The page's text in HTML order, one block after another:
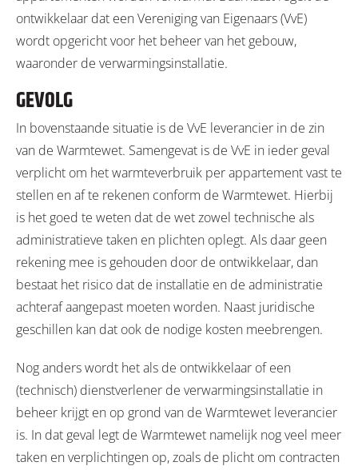
ontwikkelaar dat een Vereniging van Eigenaars (VvE)
wordt opgericht voor het beheer van het gebouw,
waaronder de verwarmingsinstallatie.
GEVOLG
In bovenstaande situatie is de VvE leverancier in de zin
van de Warmtewet. Samengevat is de VvE in ieder geval
verplicht om het warmteverbruik per appartement vast te
stellen en af te rekenen conform de Warmtewet. Hierbij
is het goed te weten dat de wet zowel technische als
administratieve taken en plichten oplegt. Als daar geen
rekening mee is gehouden door de ontwikkelaar, dan
bestaat het risico dat de installatie en de administratie
achteraf aangepast moeten worden. Naast juridische
geschillen kan dat ook de nodige kosten meebrengen.
Nog anders wordt het als de ontwikkelaar of een
(technisch) dienstverlener de verwarmingsinstallatie in
beheer krijgt en op grond van de Warmtewet leverancier
is. In dat geval legt de Warmtewet namelijk nog veel meer
taken en verplichtingen op, zoals de plicht om contracten